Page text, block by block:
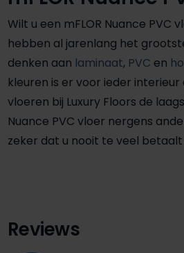
Wilt u een mFLOR Nuance PVC
hebben al jarenlang het
denken aan laminaat, PVC en
kleuren is er voor ieder
vloeren bij Luxury Floors de
Nuance PVC vloer nergens
zeker dat u nooit te veel
Reviews